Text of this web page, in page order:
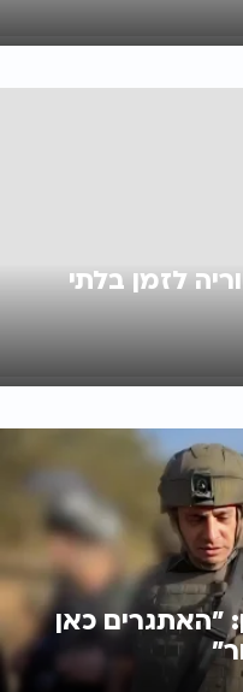
לזמן בלתי
"האתגרים כאן